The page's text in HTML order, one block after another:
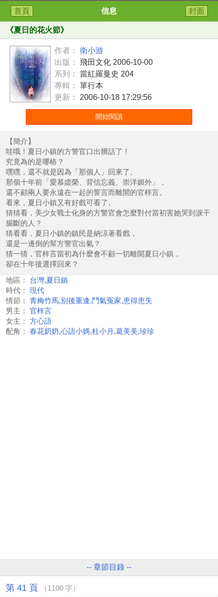
首頁 信息 封面
《夏日的花火節》
作者：
衛小游
出版：
飛田文化 2006-10-00
系列：
當紅羅曼史 204
專輯：
單行本
更新：
2006-10-18 17:29:56
開始閱讀
【簡介】
哇哦！夏日小鎮的方警官口出髒話了！
究竟為的是哪樁？
嘿嘿，還不就是因為「那個人」回來了。
那個十年前「愛慕虛榮、背信忘義、崇洋媚外」，
還不顧兩人要永遠在一起的誓言而離開的官梓言。
看來，夏日小鎮又有好戲可看了。
猜猜看，美少女戰士化身的方警官會怎麼對付當初害她哭到淚干
腸斷的人？
猜看看，夏日小鎮的鎮民是納涼著看戲，
還是一邊倒的幫方警官出氣？
猜一猜，官梓言當初為什麼會不顧一切離開夏日小鎮，
卻在十年後選擇回來？
地區：
台灣,夏日鎮
時代：
現代
情節：
青梅竹馬,別後重逢,鬥氣冤家,患得患失
男主：
官梓言
女主：
方心語
配角：
春花奶奶,心語小媽,杜小月,葛美美,珍珍
-- 章節目錄 --
第 41 頁 （1100 字）